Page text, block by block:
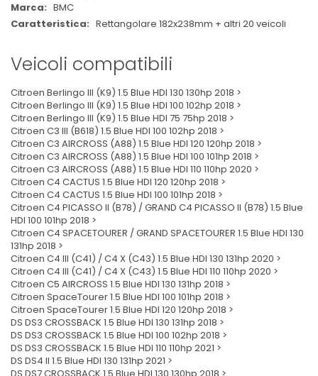
BMC
Rettangolare 182x238mm + altri 20 veicoli
Veicoli compatibili
Citroen Berlingo III (K9) 1.5 Blue HDI 130 130hp 2018 >
Citroen Berlingo III (K9) 1.5 Blue HDI 100 102hp 2018 >
Citroen Berlingo III (K9) 1.5 Blue HDI 75 75hp 2018 >
Citroen C3 III (B618) 1.5 Blue HDI 100 102hp 2018 >
Citroen C3 AIRCROSS (A88) 1.5 Blue HDI 120 120hp 2018 >
Citroen C3 AIRCROSS (A88) 1.5 Blue HDI 100 101hp 2018 >
Citroen C3 AIRCROSS (A88) 1.5 Blue HDI 110 110hp 2020 >
Citroen C4 CACTUS 1.5 Blue HDI 120 120hp 2018 >
Citroen C4 CACTUS 1.5 Blue HDI 100 101hp 2018 >
Citroen C4 PICASSO II (B78) / GRAND C4 PICASSO II (B78) 1.5 Blue
HDI 100 101hp 2018 >
Citroen C4 SPACETOURER / GRAND SPACETOURER 1.5 Blue HDI 130
131hp 2018 >
Citroen C4 III (C41) / C4 X (C43) 1.5 Blue HDI 130 131hp 2020 >
Citroen C4 III (C41) / C4 X (C43) 1.5 Blue HDI 110 110hp 2020 >
Citroen C5 AIRCROSS 1.5 Blue HDI 130 131hp 2018 >
Citroen SpaceTourer 1.5 Blue HDI 100 101hp 2018 >
Citroen SpaceTourer 1.5 Blue HDI 120 120hp 2018 >
DS DS3 CROSSBACK 1.5 Blue HDI 130 131hp 2018 >
DS DS3 CROSSBACK 1.5 Blue HDI 100 102hp 2018 >
DS DS3 CROSSBACK 1.5 Blue HDI 110 110hp 2021 >
DS DS4 II 1.5 Blue HDI 130 131hp 2021 >